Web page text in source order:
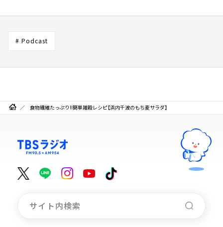
# Podcast
食物繊維たっぷり!!簡単雑穀レシピ【浜内千波のもち麦サラダ】